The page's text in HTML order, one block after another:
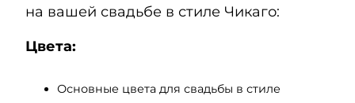
на вашей свадьбе в стиле Чикаго:
Цвета:
Основные цвета для свадьбы в стиле